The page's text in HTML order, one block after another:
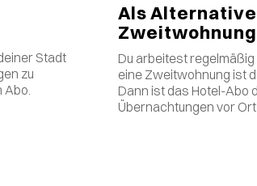
Stadt
zu
Abo.
Als
Zweitwohnung
Du arbeitest
eine Zweitwohnung ist
Dann ist das Hotel-Abo
Übernachtungen vor